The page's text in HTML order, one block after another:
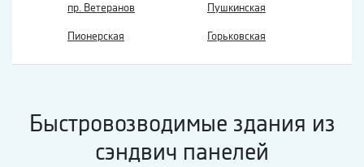
пр. Ветеранов Пушкинская
Пионерская Горьковская
Быстровозводимые здания из
сэндвич панелей